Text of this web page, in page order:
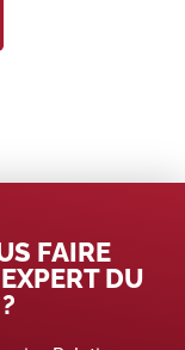
FAIRE
DU